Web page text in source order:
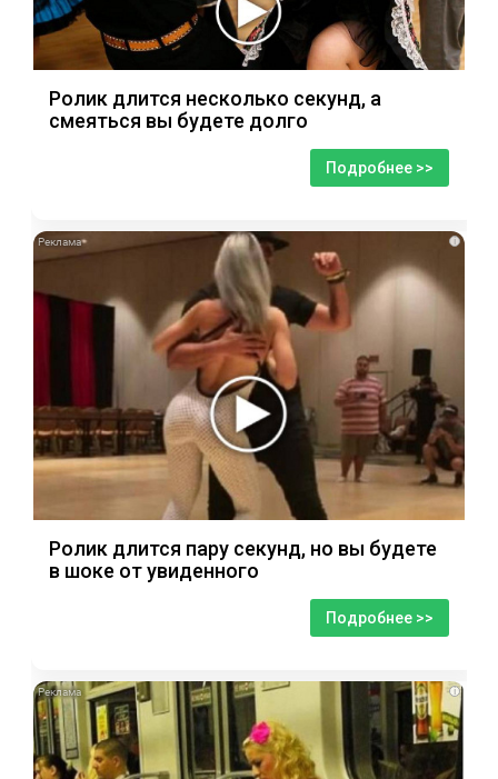
Ролик длится несколько секунд, а
смеяться вы будете долго
Подробнее >>
i
Ролик длится пару секунд, но вы будете
в шоке от увиденного
Подробнее >>
i